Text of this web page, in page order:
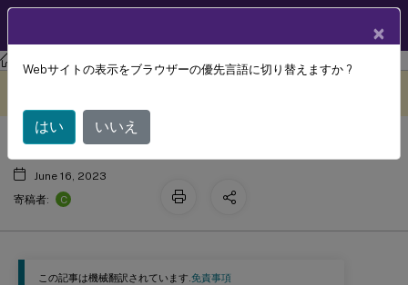
Session Recording Session Recording 2303
この記事は機械翻訳されています.免責事項
トラブルシューティング
June 16, 2023
寄稿者:
C
×
Webサイトの表示をブラウザーの優先言語に切り替えますか ?
はい いいえ